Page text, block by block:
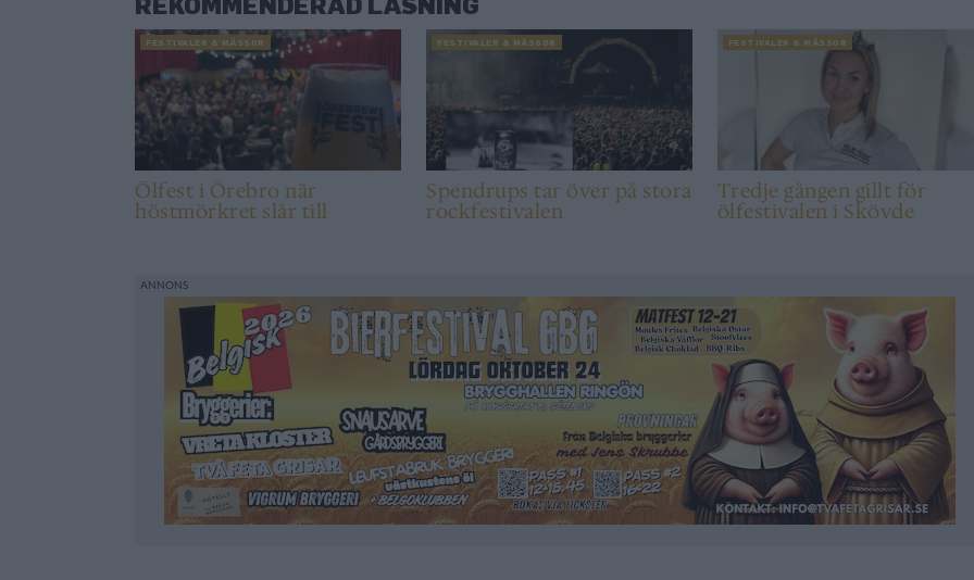
FESTIVALER & MÄSSOR
Ölfest i Örebro när
höstmörkret slår till
FESTIVALER & MÄSSOR
Spendrups tar över på stora
rockfestivalen
FESTIVALER & MÄSSOR
Tredje gången gillt för
ölfestivalen i Skövde